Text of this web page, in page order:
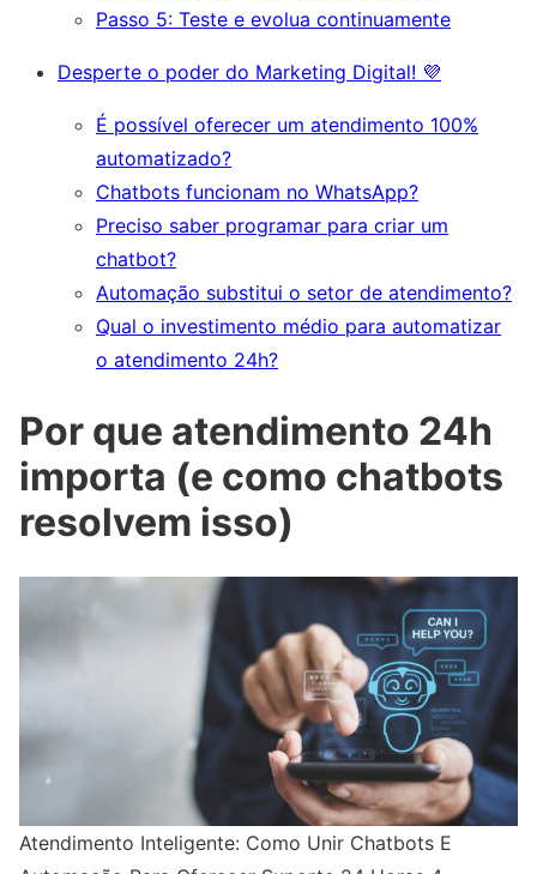
Passo 5: Teste e evolua continuamente
Desperte o poder do Marketing Digital! 💜
É possível oferecer um atendimento 100%
automatizado?
Chatbots funcionam no WhatsApp?
Preciso saber programar para criar um
chatbot?
Automação substitui o setor de atendimento?
Qual o investimento médio para automatizar
o atendimento 24h?
Por que atendimento 24h
importa (e como chatbots
resolvem isso)
Atendimento Inteligente: Como Unir Chatbots E